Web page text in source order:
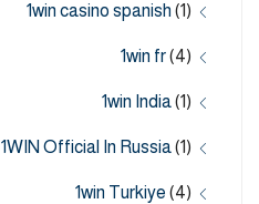
1win casino spanish (1)
1win fr(4)
1win India(1)
1WIN Official In Russia(1)
1win Turkiye (4)